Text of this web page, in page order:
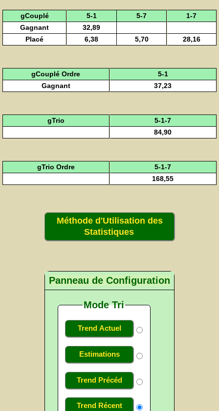
gCouplé 5-1 5-7
1-7
Gagnant
32,89
Placé
6,38 5,70 28,16
gCouplé Ordre
5-1
Gagnant
37,23
gTrio
5-1-7
84,90
gTrio Ordre
5-1-7
168,55
Méthode d'Utilisation des
Statistiques
Panneau de Configuration
Mode Tri
Trend Actuel
Estimations
Trend Précéd
Trend Récent